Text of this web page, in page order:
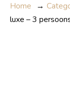
Home →
luxe – 3